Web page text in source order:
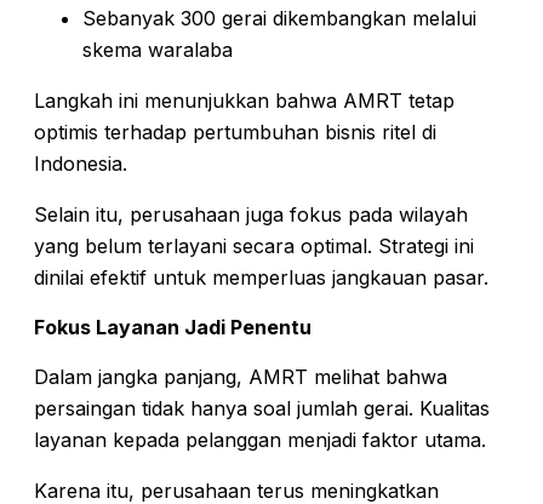
Sebanyak 300 gerai dikembangkan melalui
skema waralaba
Langkah ini menunjukkan bahwa AMRT tetap
optimis terhadap pertumbuhan bisnis ritel di
Indonesia.
Selain itu, perusahaan juga fokus pada wilayah
yang belum terlayani secara optimal. Strategi ini
dinilai efektif untuk memperluas jangkauan pasar.
Fokus Layanan Jadi Penentu
Dalam jangka panjang, AMRT melihat bahwa
persaingan tidak hanya soal jumlah gerai. Kualitas
layanan kepada pelanggan menjadi faktor utama.
Karena itu, perusahaan terus meningkatkan